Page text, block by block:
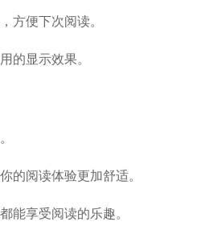
方便下次阅读。
的显示效果。
的阅读体验更加舒适。
能享受阅读的乐趣。